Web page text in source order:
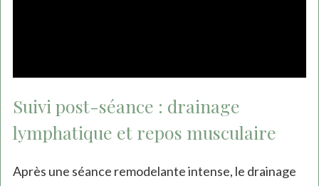
Suivi post-séance : drainage
lymphatique et repos musculaire
Après une séance remodelante intense, le drainage